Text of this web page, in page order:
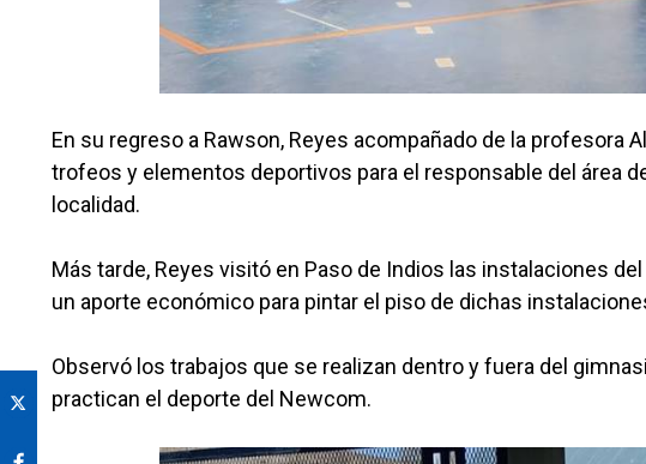
En su regreso a Rawson, Reyes acompañado de la profesora
trofeos y elementos deportivos para el responsable del área
localidad.
Más tarde, Reyes visitó en Paso de Indios las instalaciones
un aporte económico para pintar el piso de dichas
Observó los trabajos que se realizan dentro y fuera del
practican el deporte del Newcom.